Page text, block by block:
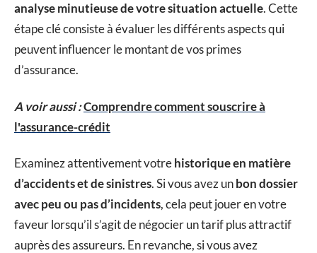
analyse minutieuse de votre situation actuelle. Cette
étape clé consiste à évaluer les différents aspects qui
peuvent influencer le montant de vos primes
d’assurance.
A voir aussi :Comprendre comment souscrire à
l'assurance-crédit
Examinez attentivement votrehistorique en matière
d’accidents et de sinistres. Si vous avez unbon dossier
avec peu ou pas d’incidents, cela peut jouer en votre
faveur lorsqu’il s’agit de négocier un tarif plus attractif
auprès des assureurs. En revanche, si vous avez